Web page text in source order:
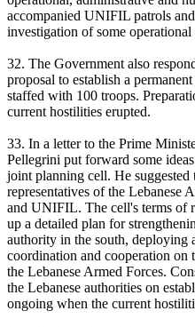
accompanied UNIFIL patrols
investigation of some
32. The Government also
proposal to establish a
staffed with 100 troops.
current hostilities erupted.
33. In a letter to the Prime
Pellegrini put forward some
joint planning cell. He suggested
representatives of the Lebanese
and UNIFIL. The cell's terms of
up a detailed plan for
authority in the south, deploying
coordination and cooperation
the Lebanese Armed Forces.
the Lebanese authorities on
ongoing when the current